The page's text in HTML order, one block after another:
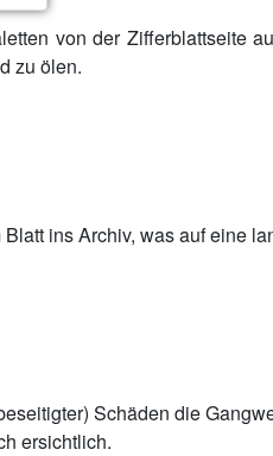
von der Zifferblattseite
zu ölen.
ins Archiv, was auf eine
Schäden die
ersichtlich.